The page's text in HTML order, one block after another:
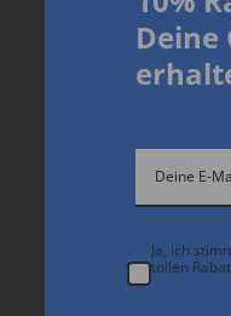
Deine
Ja, ich
tollen